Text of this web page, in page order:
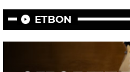
ETBON